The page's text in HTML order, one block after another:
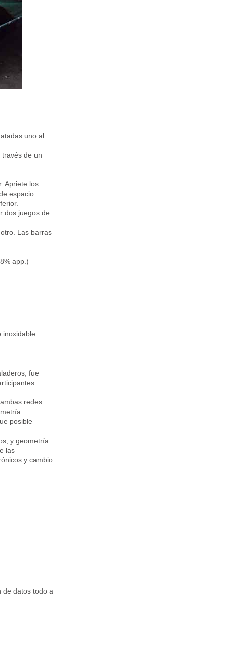
uno al
de un
Apriete los
espacio
dos juegos de
Las barras
app.)
inoxidable
fue
redes
posible
y geometría
las
y cambio
de datos todo a